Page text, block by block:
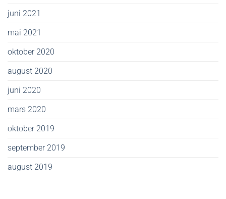
juni 2021
mai 2021
oktober 2020
august 2020
juni 2020
mars 2020
oktober 2019
september 2019
august 2019